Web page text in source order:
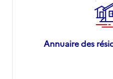
Annuaire des